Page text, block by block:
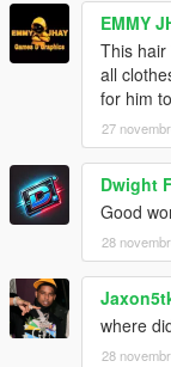
EMMY
This
all
for him
27
Dwight
Good
28
where
28